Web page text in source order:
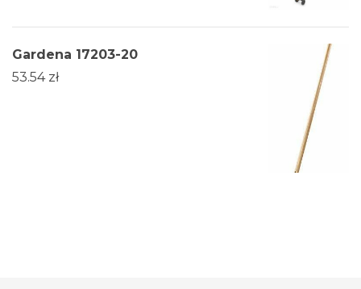
Gardena 17203-20
53.54 zł